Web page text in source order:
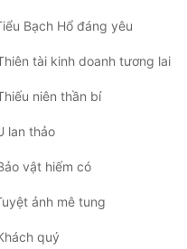
Bạch Hổ đáng yêu
tài kinh doanh tương lai
niên thần bí
lan thảo
vật hiếm có
ảnh mê tung
quý